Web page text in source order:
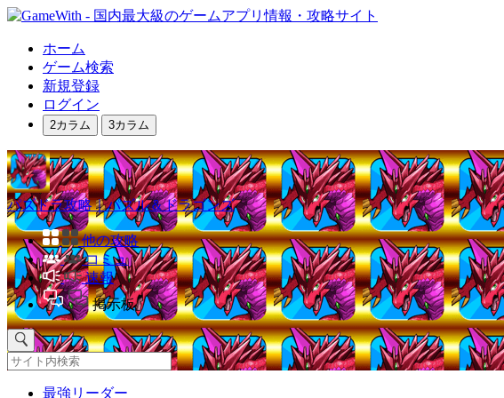
ホーム
ゲーム検索
新規登録
ログイン
2カラム 3カラム
パズドラ攻略｜パズル＆ドラゴンズ
他の攻略
コミュ
速報
掲示板
最強リーダー